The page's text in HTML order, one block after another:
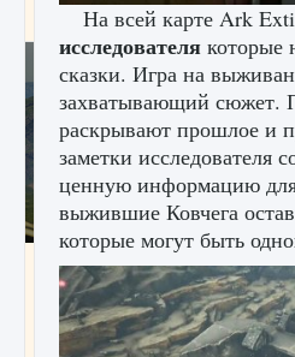
9 августа 2024 2
Как исправить ошибку
«Идет сохранение мира —
начать сохранение данных
9 августа 2024 2
На всей карте Ark
исследователя которые
сказки. Игра на
захватывающий сюжет.
раскрывают прошлое и
заметки исследователя
ценную информацию
выжившие Ковчега
которые могут быть